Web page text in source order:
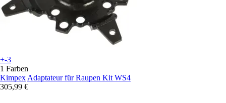
+-3
1 Farben
Kimpex Adaptateur für Raupen Kit WS4
305,99 €